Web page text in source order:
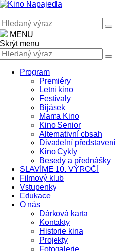
MENU
Skrýt menu
Program
Premiéry
Letní kino
Festivaly
Bijásek
Mama Kino
Kino Senior
Alternativní obsah
Divadelní představení
Kino Cykly
Besedy a přednášky
SLAVÍME 10. VÝROČÍ
Filmový klub
Vstupenky
Edukace
O nás
Dárková karta
Kontakty
Historie kina
Projekty
Fotogalerie